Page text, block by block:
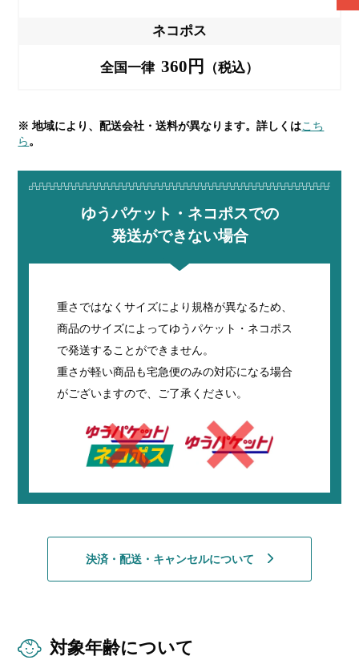
ネコポス
全国一律 360円 （税込）
※ 地域により、配送会社・送料が異なります。詳しくはこち
ら 。
ゆうパケット・ネコポスでの
発送ができない場合
重さではなくサイズにより規格が異なるため、
商品のサイズによってゆうパケット・ネコポス
で発送することができません。
重さが軽い商品も宅急便のみの対応になる場合
がございますので、ご了承ください。
決済・配送・キャンセルについて
対象年齢について